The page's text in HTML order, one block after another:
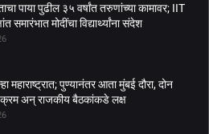
पाया पुढील ३५ वर्षांत तरुणांच्या कामावर; IIT
समारंभात मोदींचा विद्यार्थ्यांना संदेश
महाराष्ट्रात; पुण्यानंतर आता मुंबई दौरा, दोन
अन् राजकीय बैठकांकडे लक्ष